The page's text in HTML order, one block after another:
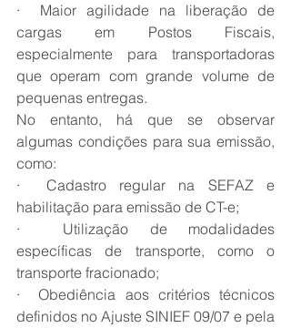
·  Maior agilidade na liberação de
cargas em Postos Fiscais,
especialmente para transportadoras
que operam com grande volume de
pequenas entregas.
No entanto, há que se observar
algumas condições para sua emissão,
como:
·  Cadastro regular na SEFAZ e
habilitação para emissão de CT-e;
·  Utilização de modalidades
específicas de transporte, como o
transporte fracionado;
·  Obediência aos critérios técnicos
definidos no Ajuste SINIEF 09/07 e pela